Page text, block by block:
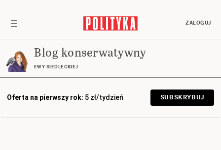
ZALOGUJ
Blog konserwatywny
EWY SIEDLECKIEJ
Oferta na pierwszy rok: 5 zł/tydzień SUBSKRYBUJ